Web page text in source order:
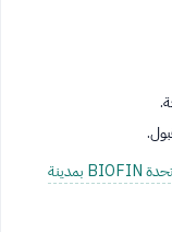
فرصة تدريب في منظمة برامج الأمم المتحدة BIOFIN بمدينة